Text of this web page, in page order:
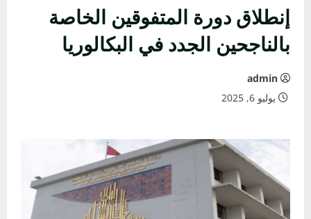
إنطلاق دورة المتفوقين الخاصة
بالناجحين الجدد في البكالوريا
admin
يوليو 6, 2025